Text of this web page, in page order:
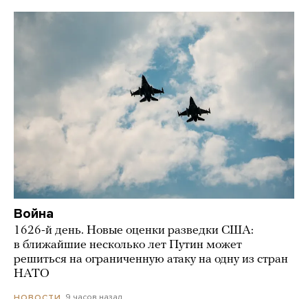
Война
1626-й день. Новые оценки разведки США:
в ближайшие несколько лет Путин может
решиться на ограниченную атаку на одну из стран
НАТО